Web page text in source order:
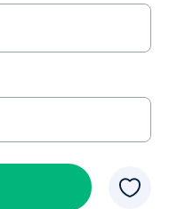
På lager
Udsolgt - Få besked